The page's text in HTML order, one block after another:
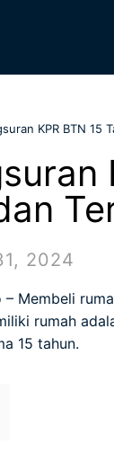
KPR BTN 15
2024
– Membeli
rumah
15 tahun.